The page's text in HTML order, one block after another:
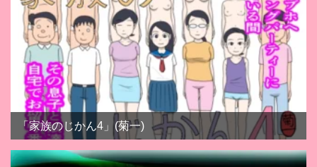
「家族のじかん4」(菊一)